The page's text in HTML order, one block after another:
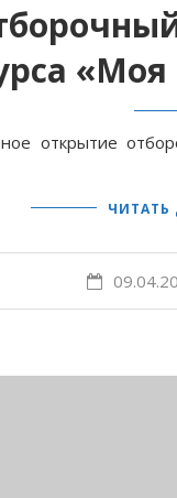
открытие
ЧИТАТЬ